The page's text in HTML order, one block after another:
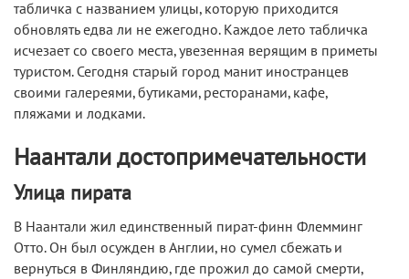
табличка с названием улицы, которую приходится
обновлять едва ли не ежегодно. Каждое лето табличка
исчезает со своего места, увезенная верящим в приметы
туристом. Сегодня старый город манит иностранцев
своими галереями, бутиками, ресторанами, кафе,
пляжами и лодками.
Наантали достопримечательности
Улица пирата
В Наантали жил единственный пират-финн Флемминг
Отто. Он был осужден в Англии, но сумел сбежать и
вернуться в Финляндию, где прожил до самой смерти,